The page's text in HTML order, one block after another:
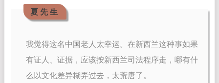
夏 先 生
我觉得这名中国老人太幸运。在新西兰这种事如果
有证人、证据，应该按新西兰司法程序走，哪有什
么以文化差异糊弄过去，太荒唐了。